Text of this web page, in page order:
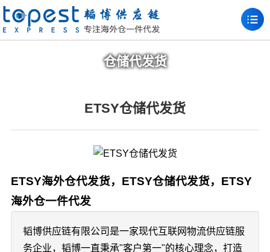
仓储代发货
ETSY仓储代发货
ETSY海外仓代发货，ETSY仓储代发货，ETSY
海外仓一件代发
韬博供应链有限公司是一家现代互联网物流供应链服
务企业，韬博一直秉承"客户第一"的核心理念，打造